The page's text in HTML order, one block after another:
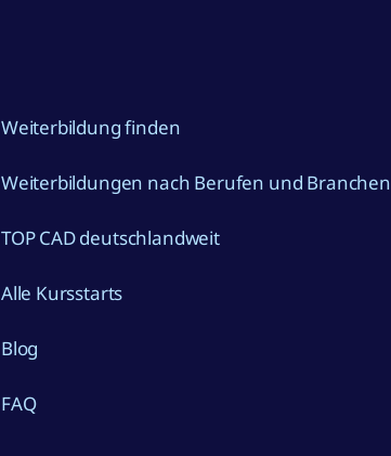
Weiterbildung finden
Weiterbildungen nach Berufen und Branchen
TOP CAD deutschlandweit
Alle Kursstarts
Blog
FAQ